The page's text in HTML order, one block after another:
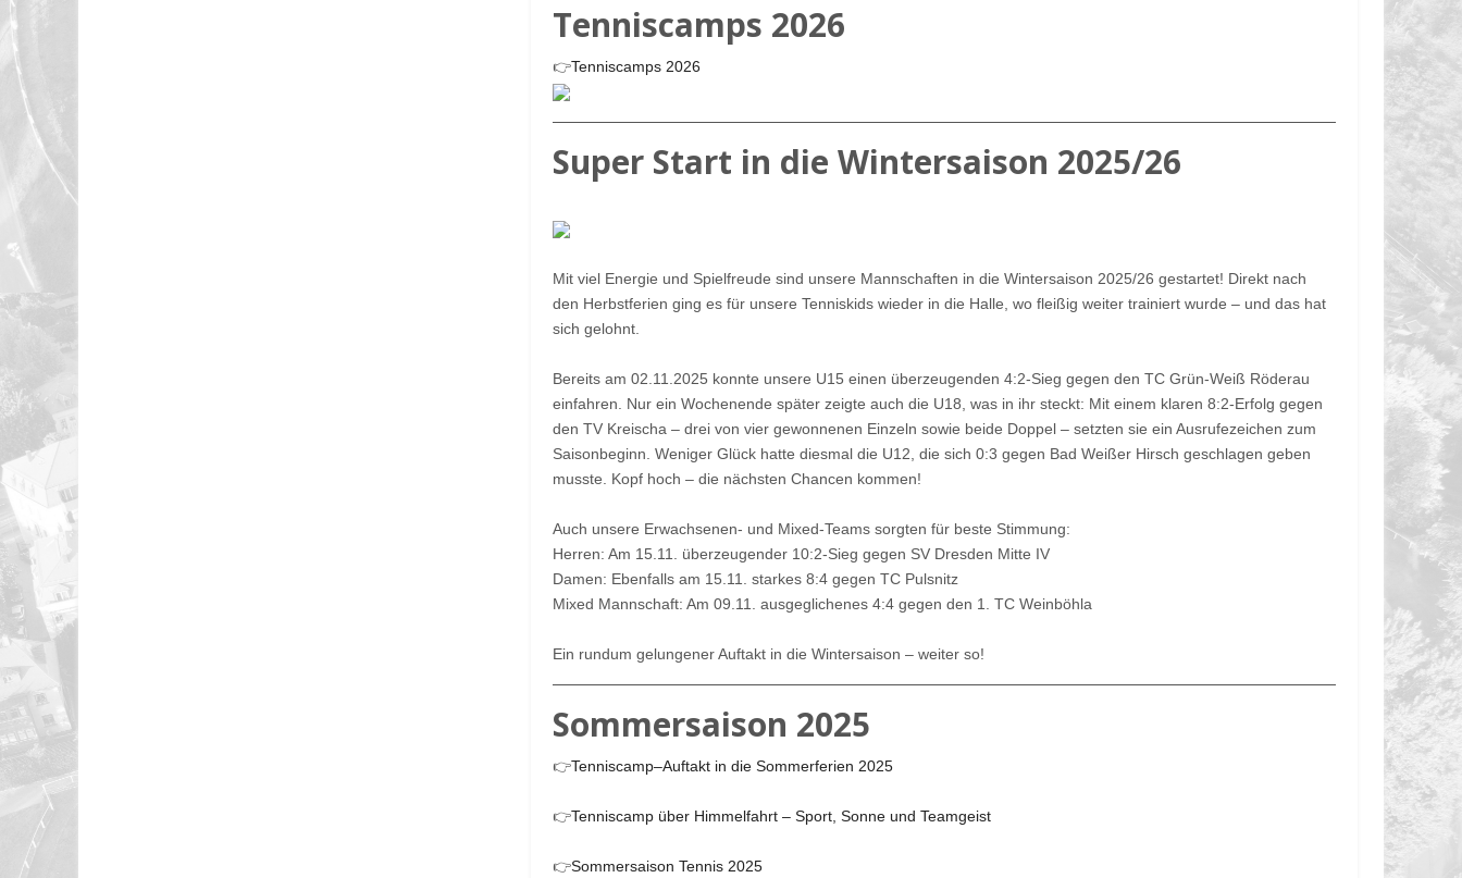
Tenniscamps 2026
👉Tenniscamps 2026
Super Start in die Wintersaison 2025/26
Mit viel Energie und Spielfreude sind unsere Mannschaften in die Wintersaison 2025/26 gestartet! Direkt nach
den Herbstferien ging es für unsere Tenniskids wieder in die Halle, wo fleißig weiter trainiert wurde – und das hat
sich gelohnt.
Bereits am 02.11.2025 konnte unsere U15 einen überzeugenden 4:2-Sieg gegen den TC Grün-Weiß Röderau
einfahren. Nur ein Wochenende später zeigte auch die U18, was in ihr steckt: Mit einem klaren 8:2-Erfolg gegen
den TV Kreischa – drei von vier gewonnenen Einzeln sowie beide Doppel – setzten sie ein Ausrufezeichen zum
Saisonbeginn. Weniger Glück hatte diesmal die U12, die sich 0:3 gegen Bad Weißer Hirsch geschlagen geben
musste. Kopf hoch – die nächsten Chancen kommen!
Auch unsere Erwachsenen- und Mixed-Teams sorgten für beste Stimmung:
Herren: Am 15.11. überzeugender 10:2-Sieg gegen SV Dresden Mitte IV
Damen: Ebenfalls am 15.11. starkes 8:4 gegen TC Pulsnitz
Mixed Mannschaft: Am 09.11. ausgeglichenes 4:4 gegen den 1. TC Weinböhla
Ein rundum gelungener Auftakt in die Wintersaison – weiter so!
Sommersaison 2025
👉Tenniscamp–Auftakt in die Sommerferien 2025
👉Tenniscamp über Himmelfahrt – Sport, Sonne und Teamgeist
👉Sommersaison Tennis 2025